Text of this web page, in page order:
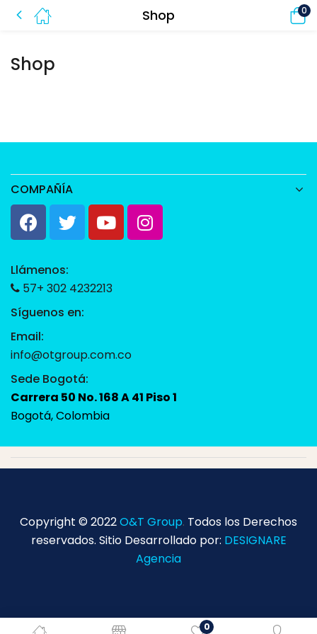
Shop 0
0
Shop
COMPAÑÍA
Llámenos:
57+ 302 4232213
Síguenos en:
Email:
info@otgroup.com.co
Sede Bogotá:
Carrera 50 No. 168 A 41 Piso 1
Bogotá, Colombia
Copyright © 2022O&T Group. Todos los Derechos
reservados. Sitio Desarrollado por: DESIGNARE
Agencia